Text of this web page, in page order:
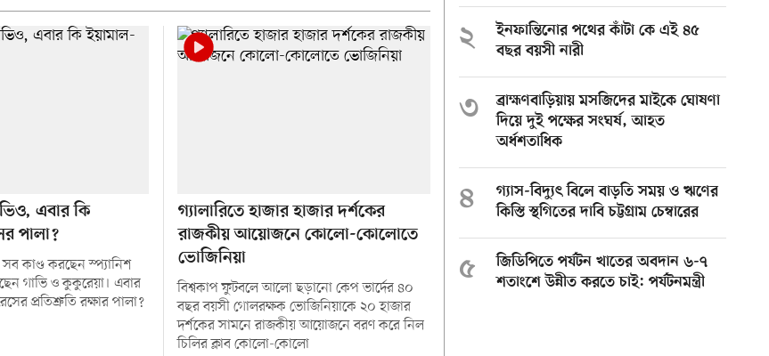
এবার কি
পালা?
কাণ্ড করছেন স্প্যানিশ
গাভি ও কুকুরেয়া। এবার
প্রতিশ্রুতি রক্ষার পালা?
গ্যালারিতে হাজার হাজার দর্শকের
রাজকীয় আয়োজনে কোলো-কোলোতে
ভোজিনিয়া
বিশ্বকাপ ফুটবলে আলো ছড়ানো কেপ ভার্দের ৪০
বছর বয়সী গোলরক্ষক ভোজিনিয়াকে ২০ হাজার
দর্শকের সামনে রাজকীয় আয়োজনে বরণ করে নিল
চিলির ক্লাব কোলো-কোলো
২
ইনফান্তিনোর পথের কাঁটা কে এই ৪৫
বছর বয়সী নারী
৩
ব্রাহ্মণবাড়িয়ায় মসজিদের মাইকে ঘোষণা
দিয়ে দুই পক্ষের সংঘর্ষ, আহত
অর্ধশতাধিক
৪
গ্যাস-বিদ্যুৎ বিলে বাড়তি সময় ও ঋণের
কিস্তি স্থগিতের দাবি চট্টগ্রাম চেম্বারের
৫
জিডিপিতে পর্যটন খাতের অবদান ৬-৭
শতাংশে উন্নীত করতে চাই: পর্যটনমন্ত্রী